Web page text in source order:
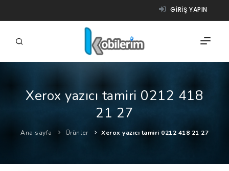
GIRIŞ YAPIN
FIRMALAR
ÜRÜNLER
NASIL ÇALIŞIR?
YARDIM
Xerox yazıcı tamiri 0212 418
21 27
Ana sayfa Ürünler Xerox yazıcı tamiri 0212 418 21 27